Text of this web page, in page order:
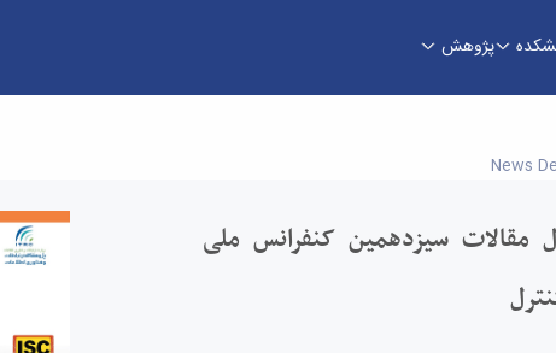
پژوهش
ملی فرماندهی و کنترل - دانشکده فنی و مهندسیNews
مقالات سیزدهمین کنفرانس ملی